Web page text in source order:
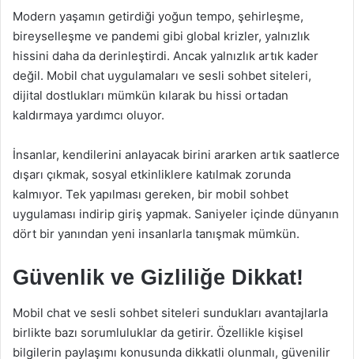
Modern yaşamın getirdiği yoğun tempo, şehirleşme,
bireyselleşme ve pandemi gibi global krizler, yalnızlık
hissini daha da derinleştirdi. Ancak yalnızlık artık kader
değil. Mobil chat uygulamaları ve sesli sohbet siteleri,
dijital dostlukları mümkün kılarak bu hissi ortadan
kaldırmaya yardımcı oluyor.
İnsanlar, kendilerini anlayacak birini ararken artık saatlerce
dışarı çıkmak, sosyal etkinliklere katılmak zorunda
kalmıyor. Tek yapılması gereken, bir mobil sohbet
uygulaması indirip giriş yapmak. Saniyeler içinde dünyanın
dört bir yanından yeni insanlarla tanışmak mümkün.
Güvenlik ve Gizliliğe Dikkat!
Mobil chat ve sesli sohbet siteleri sundukları avantajlarla
birlikte bazı sorumluluklar da getirir. Özellikle kişisel
bilgilerin paylaşımı konusunda dikkatli olunmalı, güvenilir